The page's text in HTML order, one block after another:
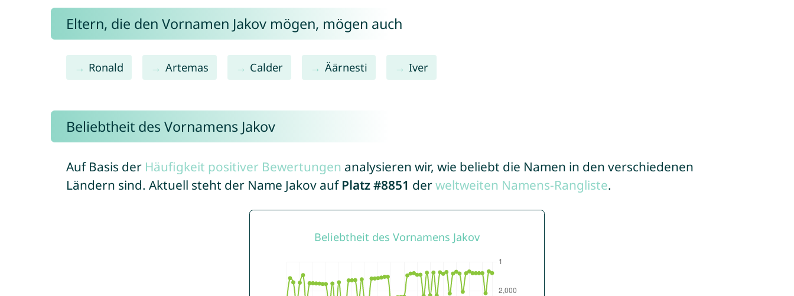
Eltern, die den Vornamen Jakov mögen, mögen auch
Ronald Artemas Calder Äärnesti Iver
Beliebtheit des Vornamens Jakov
Auf Basis der Häufigkeit positiver Bewertungen analysieren wir, wie beliebt die Namen in den verschiedenen
Ländern sind. Aktuell steht der Name Jakov auf Platz #8851 derweltweiten Namens-Rangliste.